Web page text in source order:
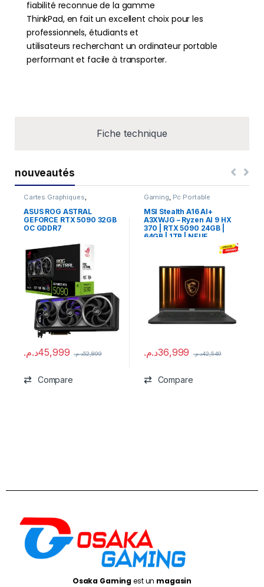
Fiche technique
fiabilité reconnue de la gamme
ThinkPad, en fait un excellent choix pour les
professionnels, étudiants et
utilisateurs recherchant un ordinateur portable
performant et facile à transporter.
nouveautés
Cartes Graphiques
Composants Gaming
ASUS ROG ASTRAL
GEFORCE RTX 5090 32GB
OC GDDR7
45,999د.م. 52,899د.م.
Compare
Gaming Pc Portable
MSI Stealth A16 AI+
A3XWJG – Ryzen AI 9 HX
370 | RTX 5090 24GB |
64GB | 1TB | NEUF
36,999د.م. 42,549د.م.
Compare
Osaka Gamingest un magasin